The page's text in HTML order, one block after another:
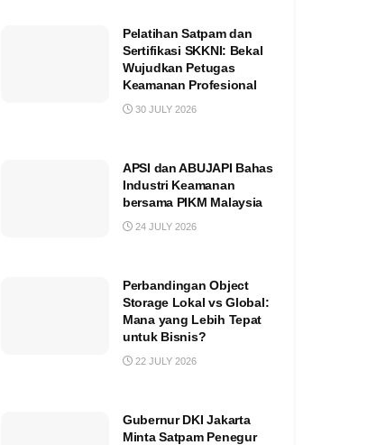
Pelatihan Satpam dan
Sertifikasi SKKNI: Bekal
Wujudkan Petugas
Keamanan Profesional
30 JULY 2026
APSI dan ABUJAPI Bahas
Industri Keamanan
bersama PIKM Malaysia
24 JULY 2026
Perbandingan Object
Storage Lokal vs Global:
Mana yang Lebih Tepat
untuk Bisnis?
22 JULY 2026
Gubernur DKI Jakarta
Minta Satpam Penegur